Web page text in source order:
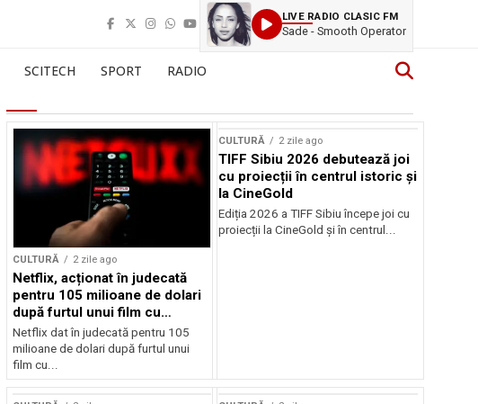
LIVE RADIO CLASIC FM
Sade - Smooth Operator
SCITECH SPORT RADIO
CULTURĂ 2 zile ago
Netflix, acționat în judecată
pentru 105 milioane de dolari
după furtul unui film cu
Nicolas Cage
Netflix dat în judecată pentru 105
milioane de dolari după furtul unui
film cu...
CULTURĂ 2 zile ago
TIFF Sibiu 2026 debutează joi
cu proiecții în centrul istoric și
la CineGold
Ediția 2026 a TIFF Sibiu începe joi cu
proiecții la CineGold și în centrul...